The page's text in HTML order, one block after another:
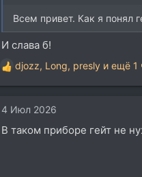
Всем привет. Как я понял
И слава б!
Р
е
к
и
djozz, Long, presly и ещё 1
4 Июл 2026
В таком приборе гейт не